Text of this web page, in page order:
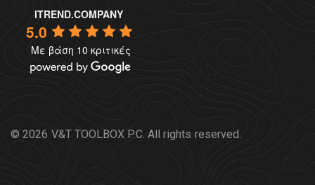
ITREND.COMPANY
5.0
Με βάση 10 κριτικές
© 2026 V&T TOOLBOX P.C. All rights reserved.